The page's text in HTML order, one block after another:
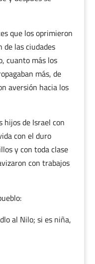
que los oprimieron
de las ciudades
cuanto más los
más, de
aversión hacia los
hijos de Israel con
con el duro
y con toda clase
con trabajos
al Nilo; si es niña,